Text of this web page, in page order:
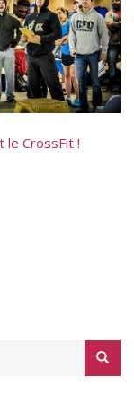
le CrossFit !